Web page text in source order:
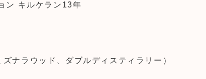
ン キルケラン13年
ナラウッド、ダブルディスティラリー）